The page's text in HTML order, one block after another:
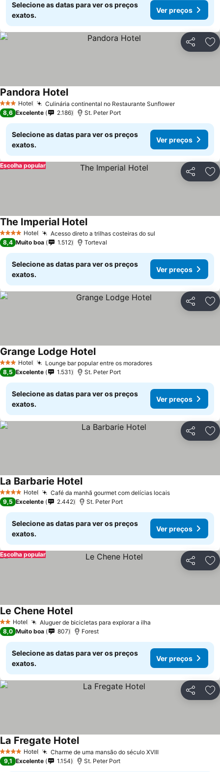
Selecione as datas para ver os preços
exatos.
Ver preços
Partilhar
3 EstrelasHotel Culinária continental no Restaurante Sunflower
Pandora Hotel
8,6 Excelente 2.186 St. Peter Port
Selecione as datas para ver os preços
exatos.
Ver preços
Partilhar
Escolha popular
4 EstrelasHotel Acesso direto a trilhas costeiras do sul
The Imperial Hotel
8,4 Muito boa 1.512 Torteval
Selecione as datas para ver os preços
exatos.
Ver preços
Partilhar
3 EstrelasHotel Lounge bar popular entre os moradores
Grange Lodge Hotel
8,5 Excelente 1.531 St. Peter Port
Selecione as datas para ver os preços
exatos.
Ver preços
Partilhar
4 EstrelasHotel Café da manhã gourmet com delícias locais
La Barbarie Hotel
9,5 Excelente 2.442 St. Peter Port
Selecione as datas para ver os preços
exatos.
Ver preços
Partilhar
Escolha popular
2 Estrelas
Hotel Aluguer de bicicletas para explorar a ilha
Le Chene Hotel
8,0 Muito boa 807 Forest
Selecione as datas para ver os preços
exatos.
Ver preços
Partilhar
4 EstrelasHotel Charme de uma mansão do século XVIII
La Fregate Hotel
9,1 Excelente 1.154 St. Peter Port